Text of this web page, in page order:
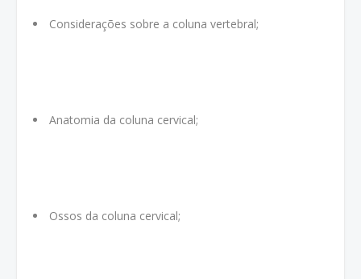
Considerações sobre a coluna vertebral;
Anatomia da coluna cervical;
Ossos da coluna cervical;